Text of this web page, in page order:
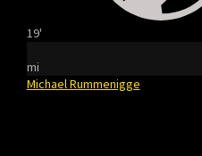
19'
mi
Michael Rummenigge